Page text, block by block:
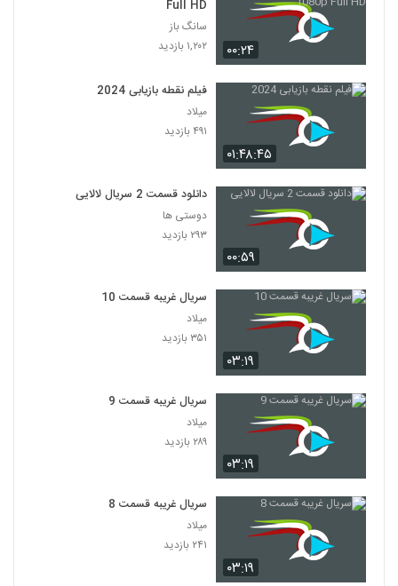
۰۰:۲۴
Full HD
سانگ باز
۱,۲۰۲ بازدید
۰۱:۴۸:۴۵
فیلم نقطه بازیابی 2024
میلاد
۴۹۱ بازدید
۰۰:۵۹
دانلود قسمت 2 سریال لالایی
دوستی ها
۲۹۳ بازدید
۰۳:۱۹
سریال غریبه قسمت 10
میلاد
۳۵۱ بازدید
۰۳:۱۹
سریال غریبه قسمت 9
میلاد
۲۸۹ بازدید
۰۳:۱۹
سریال غریبه قسمت 8
میلاد
۲۴۱ بازدید